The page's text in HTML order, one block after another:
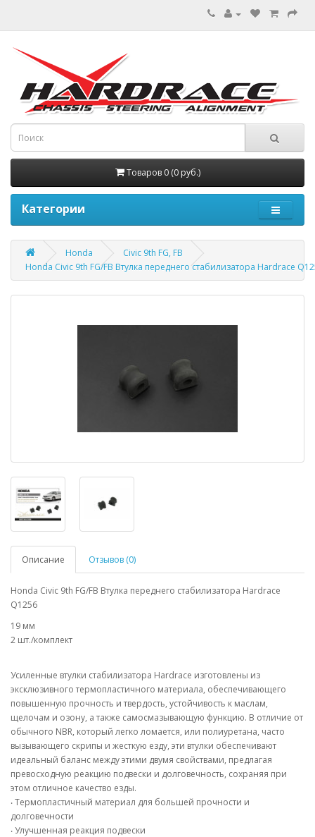
Товаров 0 (0 руб.)
Категории
Honda
Civic 9th FG, FB
Honda Civic 9th FG/FB Втулка переднего стабилизатора Hardrace
Описание Отзывов (0)
Honda Civic 9th FG/FB Втулка переднего стабилизатора Hardrace
Q1256
19 мм
2 шт./комплект
Усиленные втулки стабилизатора Hardrace изготовлены из
эксклюзивного термопластичного материала, обеспечивающего
повышенную прочность и твердость, устойчивость к маслам,
щелочам и озону, а также самосмазывающую функцию. В отличие от
обычного NBR, который легко ломается, или полиуретана, часто
вызывающего скрипы и жесткую езду, эти втулки обеспечивают
идеальный баланс между этими двумя свойствами, предлагая
превосходную реакцию подвески и долговечность, сохраняя при
этом отличное качество езды.
‧ Термопластичный материал для большей прочности и
долговечности
‧ Улучшенная реакция подвески